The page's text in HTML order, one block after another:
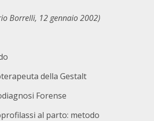
Borrelli, 12 gennaio 2002)
della Gestalt
Forense
al parto: metodo